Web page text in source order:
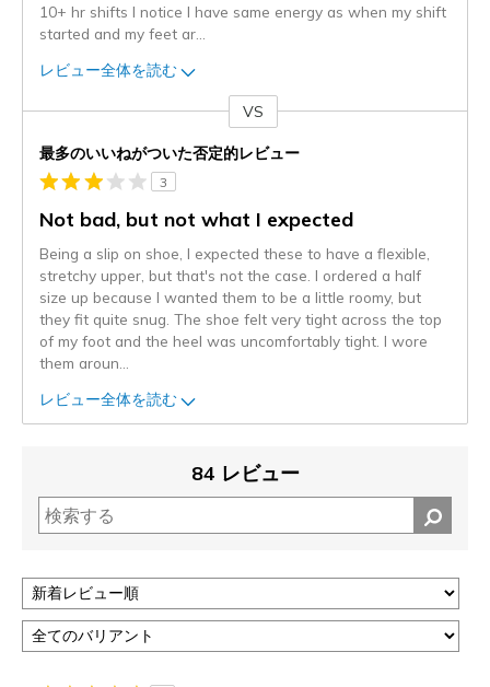
10+ hr shifts I notice I have same energy as when my shift
started and my feet ar
レビュー全体を読む
VS
最多のいいねがついた否定的レビュー
3
Not bad, but not what I expected
Being a slip on shoe, I expected these to have a flexible,
stretchy upper, but that's not the case. I ordered a half
size up because I wanted them to be a little roomy, but
they fit quite snug. The shoe felt very tight across the top
of my foot and the heel was uncomfortably tight. I wore
them aroun
レビュー全体を読む
84 レビュー